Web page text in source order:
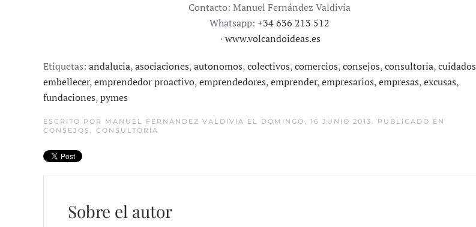
Contacto: Manuel Fernández Valdivia
Whatsapp: +34 636 213 512
·www.volcandoideas.es
Etiquetas: andalucia,asociaciones,autonomos,colectivos,comercios,consejos,consultoria,cuidados
embellecer,emprendedor proactivo,emprendedores,emprender,empresarios,empresas,excusas,
fundaciones,pymes
ESCRITO POR MANUEL FERNÁNDEZ VALDIVIA EL DOMINGO, 16 JUNIO 2013. PUBLICADO EN
CONSEJOS , CONSULTORÍA
Sobre el autor